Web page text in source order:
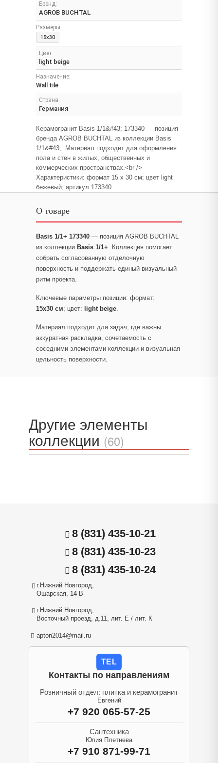
Бренд:
AGROB BUCHTAL
Размеры:
15x30
Цвет:
light beige
Назначение:
Wall tile
Страна:
Германия
Керамогранит Basis 1/1&#43; 173340 — позиция
бренда AGROB BUCHTAL из коллекции Basis
1/1&#43;. Материал подходит для оформления
пола и стен в жилых, общественных и
коммерческих пространствах.<br />
Характеристики: формат 15 x 30 см; цвет light
бежевый; артикул 173340.
О товаре
Basis 1/1+ 173340 — позиция AGROB BUCHTAL
из коллекции Basis 1/1+. Коллекция помогает
собрать согласованную отделочную
поверхность и поддержать единый визуальный
ритм проекта.
Ключевые параметры позиции: формат:
15x30 см; цвет: light beige.
Материал подходит для задач, где важны
аккуратная раскладка, сочетаемость с
соседними элементами коллекции и визуальная
цельность поверхности.
Другие элементы
коллекции (60)
8 (831) 435-10-21
8 (831) 435-10-23
8 (831) 435-10-24
г.Нижний Новгород,
Ошарская, 14 В
г.Нижний Новгород,
Восточный проезд, д.11, лит. Е / лит. К
apton2014@mail.ru
TEL
Контакты по направлениям
Розничный отдел: плитка и керамогранит
Евгений
+7 920 065-57-25
Сантехника
Юлия Плетнева
+7 910 871-99-71